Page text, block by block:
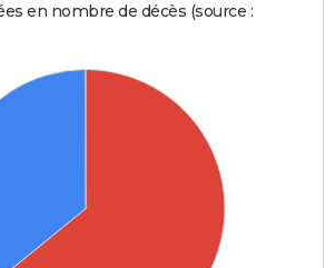
en nombre de décès (source :